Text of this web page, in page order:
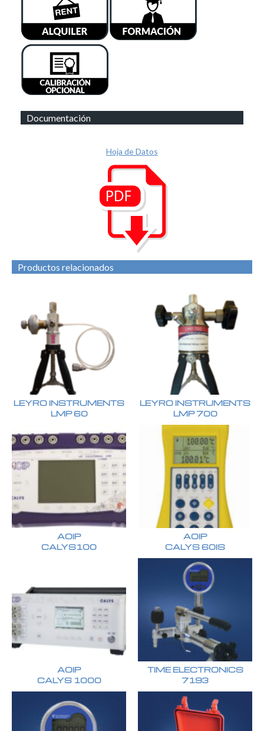
Documentación
Hoja de Datos
Productos relacionados
LEYRO INSTRUMENTS
LMP 60
LEYRO INSTRUMENTS
LMP 700
AOIP
CALYS100
AOIP
CALYS 60IS
AOIP
CALYS 1000
TIME ELECTRONICS
7193